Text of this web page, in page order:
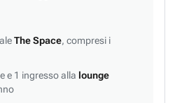
The Space, compresi i
e 1 ingresso alla lounge